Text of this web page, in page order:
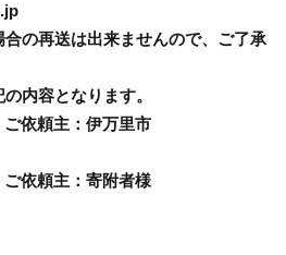
の再送は出来ませんので、ご了承
内容となります。
依頼主：伊万里市
依頼主：寄附者様